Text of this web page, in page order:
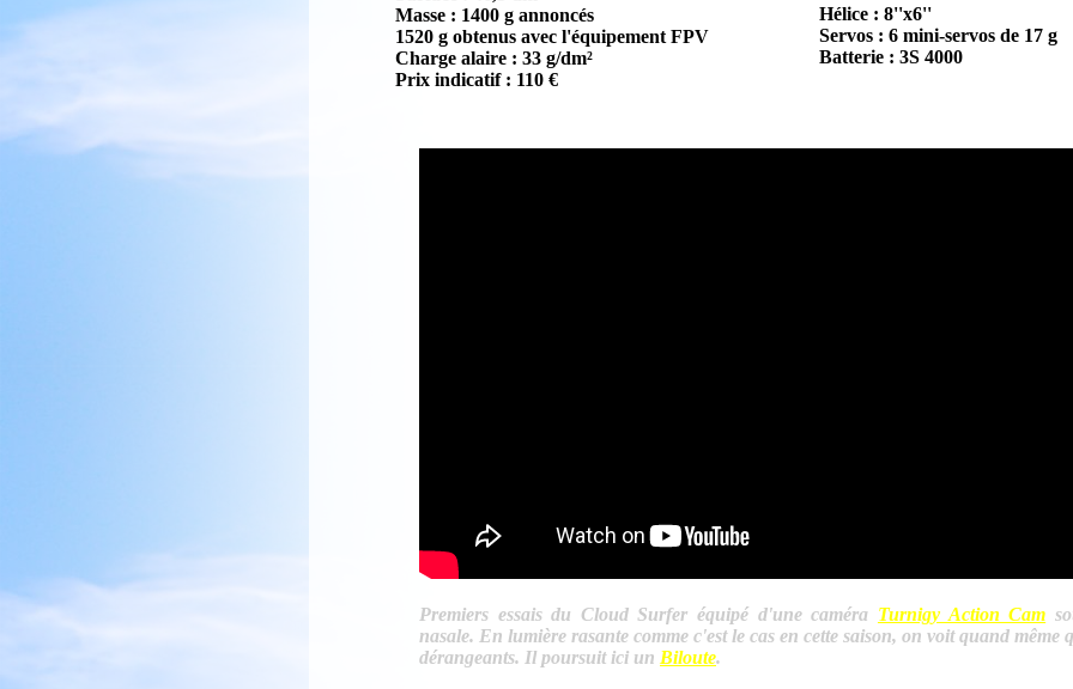
Masse : 1400 g annoncés
1520 g obtenus avec l'équipement FPV
Charge alaire : 33 g/dm²
Prix indicatif : 110 €
Hélice : 8''x6''
Servos : 6 mini-servos de 17 g
Batterie : 3S 4000
Premiers essais du Cloud Surfer équipé d'une caméra Turnigy Action Cam
nasale. En lumière rasante comme c'est le cas en cette saison, on voit quand même
dérangeants. Il poursuit ici un Biloute.